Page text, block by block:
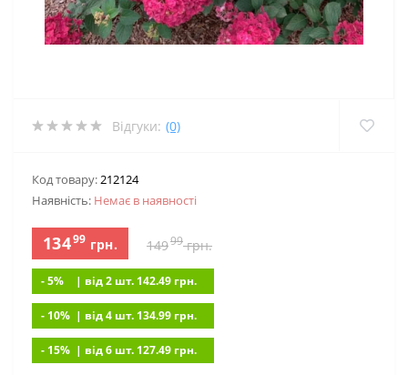
Відгуки: (0)
Код товару:212124
Наявність: Немає в наявностi
13499 грн. 14999грн.
- 5% | вiд 2 шт. 142.49 грн.
- 10% | вiд 4 шт. 134.99 грн.
- 15% | вiд 6 шт. 127.49 грн.